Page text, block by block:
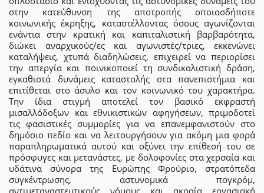
στην κατεύθυνση της αποτροπής οποιασδήποτε
κοινωνικής έκρηξης, καταστέλλοντας όσους αγωνίζονται
ενάντια στην κρατική και καπιταλιστική βαρβαρότητα,
διώκει αναρχικούς/ες και αγωνιστές/τριες, εκκενώνει
καταλήψεις, χτυπά διαδηλώσεις, επιχειρεί να περιορίσει
την απεργία και ποινικοποιεί τη συνδικαλιστική δράση,
εγκαθιστά δυνάμεις καταστολής στα πανεπιστήμια και
επιτίθεται στο άσυλο και τον κοινωνικό του χαρακτήρα.
Την ίδια στιγμή αποτελεί τον βασικό εκφραστή
μισαλλόδοξων και εθνικιστικών αφηγήσεων, πριμοδοτεί
τις φασιστικές συμμορίες για να επανεμφανιστούν στο
δημόσιο πεδίο και να λειτουργήσουν για ακόμη μια φορά
παραπληρωματικά αυτού και οξύνει την επίθεσή του σε
πρόσφυγες και μετανάστες, με δολοφονίες στα χερσαία και
υδάτινα σύνορα της Ευρώπης Φρούριο, στρατόπεδα
συγκέντρωσης, αστυνομικά πογκρόμ,
αντιμεταναστευτικούς νόμους και ακραία εργασιακή